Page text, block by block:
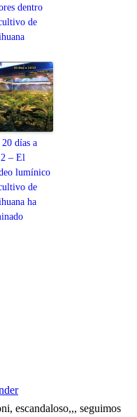
dentro
de
días a
– El
lumínico
de
ha
escandaloso,,, seguimos